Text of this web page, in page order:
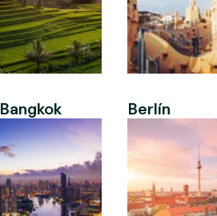
Bangkok Berlín